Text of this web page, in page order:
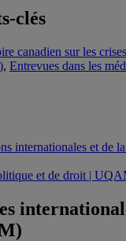
clés
canadien sur les
, Entrevues dans les